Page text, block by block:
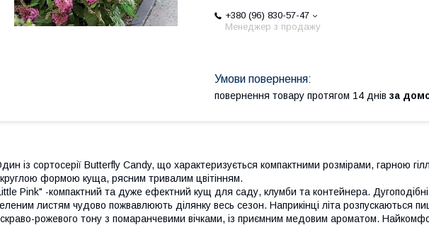
+380 (96) 830-57-47
Менеджер з продажу
повернення товару протягом 14 днів за
із сортосерії Butterfly Candy, що характеризується компактними розмірами, гарною
формою куща, рясним тривалим цвітінням.
Pink" -компактний та дуже ефектний кущ для саду, клумби та контейнера.
листям чудово пожвавлюють ділянку весь сезон. Наприкінці літа розпускаються
рожевого тону з помаранчевими вічками, із приємним медовим ароматом.